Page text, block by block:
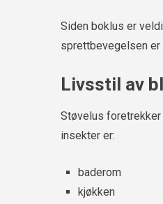
Siden boklus er
sprettbevegelsen
Livsstil av
Støvelus foretrekker
insekter er:
baderom
kjøkken